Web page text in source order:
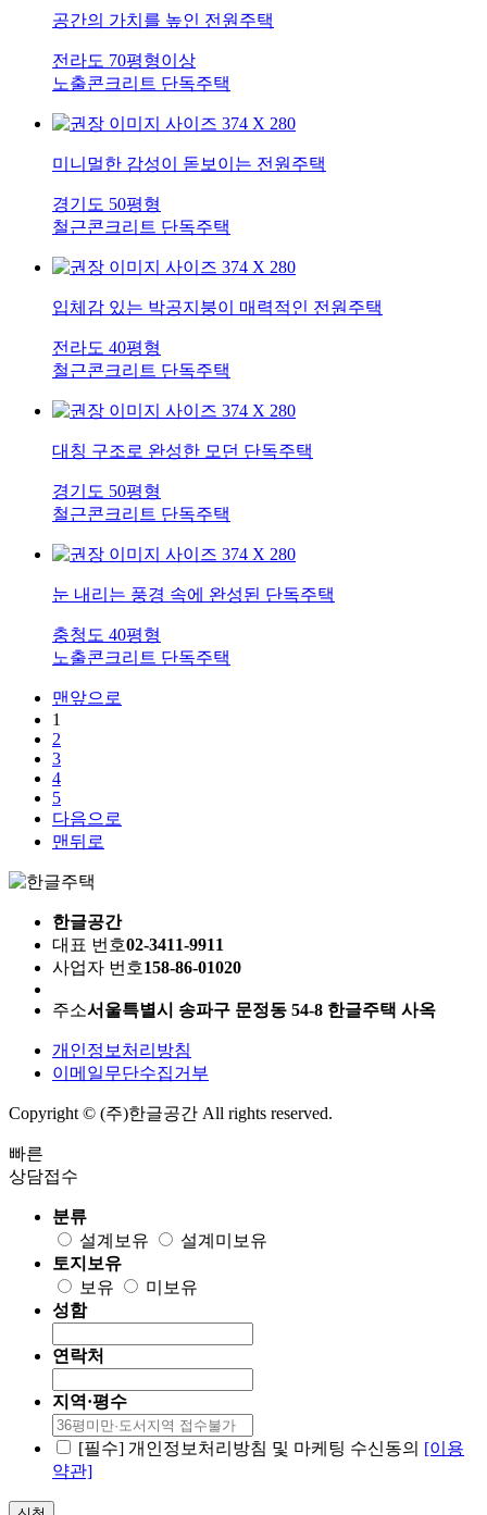
공간의 가치를 높인 전원주택
전라도 70평형이상
노출콘크리트 단독주택
미니멀한 감성이 돋보이는 전원주택
경기도 50평형
철근콘크리트 단독주택
입체감 있는 박공지붕이 매력적인 전원주택
전라도 40평형
철근콘크리트 단독주택
대칭 구조로 완성한 모던 단독주택
경기도 50평형
철근콘크리트 단독주택
눈 내리는 풍경 속에 완성된 단독주택
충청도 40평형
노출콘크리트 단독주택
맨앞으로
1
2
3
4
5
다음으로
맨뒤로
한글공간
대표 번호02-3411-9911
사업자 번호158-86-01020
주소서울특별시 송파구 문정동 54-8 한글주택 사옥
개인정보처리방침
이메일무단수집거부
Copyright © (주)한글공간 All rights reserved.
빠른
상담접수
분류
설계보유
설계미보유
토지보유
보유
미보유
성함
연락처
지역·평수
[필수] 개인정보처리방침 및 마케팅 수신동의 [이용
약관]